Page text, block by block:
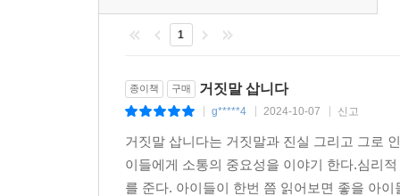
1
종이책 구매 거짓말 삽니다
g*****4 2024-10-07 신고
거짓말 삽니다는 거짓말과 진실 그리고 그로
이들에게 소통의 중요성을 이야기 한다.심리
를 준다. 아이들이 한번 쯤 읽어보면 좋을 아